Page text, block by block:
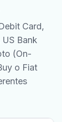
Card,
Bank
(On-
o Fiat